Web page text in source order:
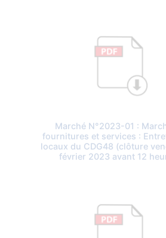
Marché N°2023-01 :
fournitures et services :
locaux du CDG48 (clôture
février 2023 avant 12